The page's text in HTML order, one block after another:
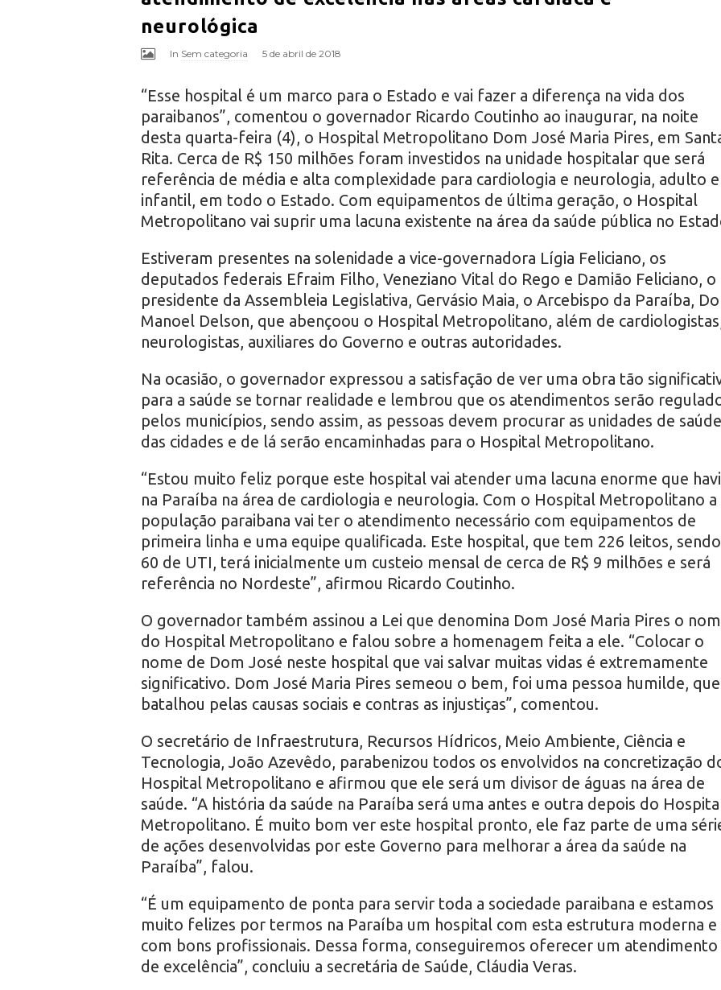
neurológica
In Sem categoria 5 de abril de 2018
“Esse hospital é um marco para o Estado e vai fazer a diferença na vida dos
paraibanos”, comentou o governador Ricardo Coutinho ao inaugurar, na noite
desta quarta-feira (4), o Hospital Metropolitano Dom José Maria Pires, em
Rita. Cerca de R$ 150 milhões foram investidos na unidade hospitalar que será
referência de média e alta complexidade para cardiologia e neurologia, adulto e
infantil, em todo o Estado. Com equipamentos de última geração, o Hospital
Metropolitano vai suprir uma lacuna existente na área da saúde pública no
Estiveram presentes na solenidade a vice-governadora Lígia Feliciano, os
deputados federais Efraim Filho, Veneziano Vital do Rego e Damião Feliciano, o
presidente da Assembleia Legislativa, Gervásio Maia, o Arcebispo da Paraíba,
Manoel Delson, que abençoou o Hospital Metropolitano, além de
neurologistas, auxiliares do Governo e outras autoridades.
Na ocasião, o governador expressou a satisfação de ver uma obra tão
para a saúde se tornar realidade e lembrou que os atendimentos serão
pelos municípios, sendo assim, as pessoas devem procurar as unidades de saúde
das cidades e de lá serão encaminhadas para o Hospital Metropolitano.
“Estou muito feliz porque este hospital vai atender uma lacuna enorme que
na Paraíba na área de cardiologia e neurologia. Com o Hospital Metropolitano a
população paraibana vai ter o atendimento necessário com equipamentos de
primeira linha e uma equipe qualificada. Este hospital, que tem 226 leitos, sendo
60 de UTI, terá inicialmente um custeio mensal de cerca de R$ 9 milhões e será
referência no Nordeste”, afirmou Ricardo Coutinho.
O governador também assinou a Lei que denomina Dom José Maria Pires o
do Hospital Metropolitano e falou sobre a homenagem feita a ele. “Colocar o
nome de Dom José neste hospital que vai salvar muitas vidas é extremamente
significativo. Dom José Maria Pires semeou o bem, foi uma pessoa humilde, que
batalhou pelas causas sociais e contras as injustiças”, comentou.
O secretário de Infraestrutura, Recursos Hídricos, Meio Ambiente, Ciência e
Tecnologia, João Azevêdo, parabenizou todos os envolvidos na concretização
Hospital Metropolitano e afirmou que ele será um divisor de águas na área de
saúde. “A história da saúde na Paraíba será uma antes e outra depois do
Metropolitano. É muito bom ver este hospital pronto, ele faz parte de uma
de ações desenvolvidas por este Governo para melhorar a área da saúde na
Paraíba”, falou.
“É um equipamento de ponta para servir toda a sociedade paraibana e estamos
muito felizes por termos na Paraíba um hospital com esta estrutura moderna e
com bons profissionais. Dessa forma, conseguiremos oferecer um atendimento
de excelência”, concluiu a secretária de Saúde, Cláudia Veras.